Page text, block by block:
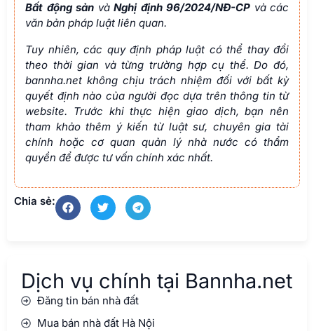
Bất động sản và Nghị định 96/2024/NĐ-CP và các
văn bản pháp luật liên quan.
Tuy nhiên, các quy định pháp luật có thể thay đổi
theo thời gian và từng trường hợp cụ thể. Do đó,
bannha.net không chịu trách nhiệm đối với bất kỳ
quyết định nào của người đọc dựa trên thông tin từ
website. Trước khi thực hiện giao dịch, bạn nên
tham khảo thêm ý kiến từ luật sư, chuyên gia tài
chính hoặc cơ quan quản lý nhà nước có thẩm
quyền để được tư vấn chính xác nhất.
Chia sẻ:
Dịch vụ chính tại Bannha.net
Đăng tin bán nhà đất
Mua bán nhà đất Hà Nội